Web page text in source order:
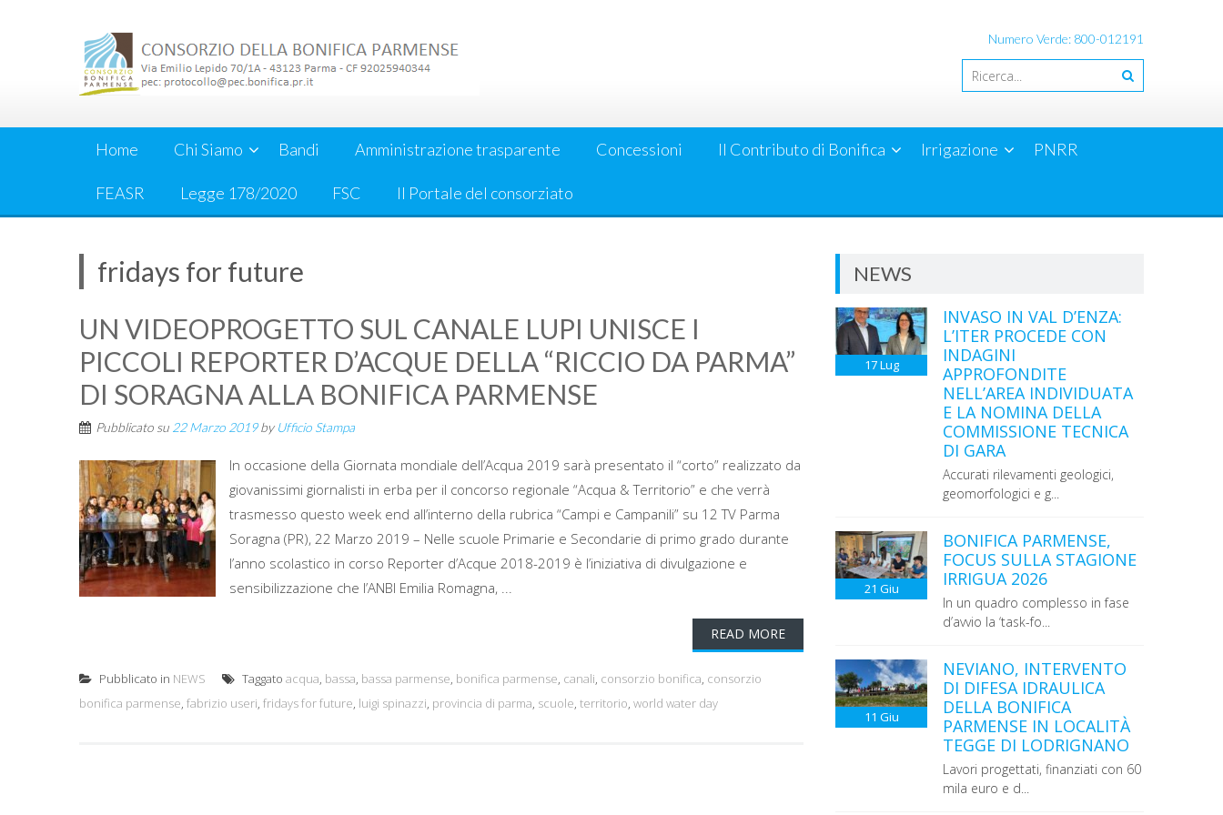
Numero Verde: 800-012191
Home Chi Siamo Bandi Amministrazione trasparente Concessioni Il Contributo di Bonifica Irrigazione PNRR
FEASR Legge 178/2020 FSC Il Portale del consorziato
fridays for future
UN VIDEOPROGETTO SUL CANALE LUPI UNISCE I
PICCOLI REPORTER D’ACQUE DELLA “RICCIO DA PARMA”
DI SORAGNA ALLA BONIFICA PARMENSE
Pubblicato su 22 Marzo 2019by Ufficio Stampa
In occasione della Giornata mondiale dell’Acqua 2019 sarà presentato il “corto” realizzato da
giovanissimi giornalisti in erba per il concorso regionale “Acqua & Territorio” e che verrà
trasmesso questo week end all’interno della rubrica “Campi e Campanili” su 12 TV Parma
Soragna (PR), 22 Marzo 2019 – Nelle scuole Primarie e Secondarie di primo grado durante
l’anno scolastico in corso Reporter d’Acque 2018-2019 è l’iniziativa di divulgazione e
sensibilizzazione che l’ANBI Emilia Romagna, ...
READ MORE
Pubblicato in NEWS Taggato acqua, bassa, bassa parmense, bonifica parmense, canali, consorzio bonifica, consorzio
bonifica parmense, fabrizio useri, fridays for future, luigi spinazzi, provincia di parma, scuole, territorio, world water day
NEWS
17Lug
INVASO IN VAL D’ENZA:
L’ITER PROCEDE CON
INDAGINI
APPROFONDITE
NELL’AREA INDIVIDUATA
E LA NOMINA DELLA
COMMISSIONE TECNICA
DI GARA
Accurati rilevamenti geologici,
geomorfologici e g...
21 Giu
BONIFICA PARMENSE,
FOCUS SULLA STAGIONE
IRRIGUA 2026
In un quadro complesso in fase
d’avvio la ‘task-fo...
11 Giu
NEVIANO, INTERVENTO
DI DIFESA IDRAULICA
DELLA BONIFICA
PARMENSE IN LOCALITÀ
TEGGE DI LODRIGNANO
Lavori progettati, finanziati con 60
mila euro e d...